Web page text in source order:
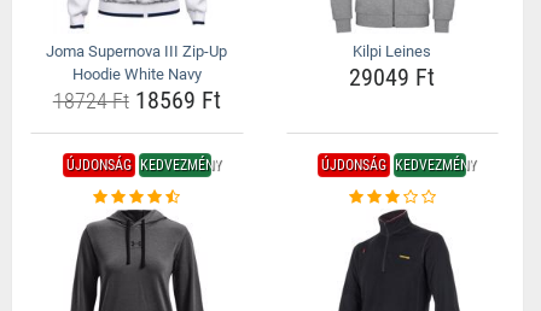
Joma Supernova III Zip-Up
Hoodie White Navy
18724 Ft18569 Ft
Kilpi Leines
29049 Ft
ÚJDONSÁG KEDVEZMÉNY ÚJDONSÁG KEDVEZMÉNY